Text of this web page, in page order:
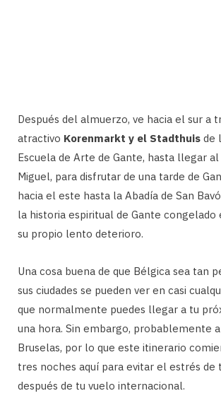
Después del almuerzo, ve hacia el sur a
atractivo Korenmarkt y el Stadthuis de
Escuela de Arte de Gante, hasta llegar
Miguel, para disfrutar de una tarde de
hacia el este hasta la Abadía de San
la historia espiritual de Gante congelado
su propio lento deterioro.
Una cosa buena de que Bélgica sea tan
sus ciudades se pueden ver en casi
que normalmente puedes llegar a tu
una hora. Sin embargo, probablemente
Bruselas, por lo que este itinerario
tres noches aquí para evitar el estrés de
después de tu vuelo internacional.